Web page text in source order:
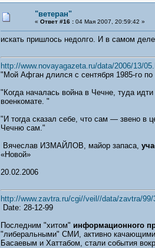
"ветеран"
« Ответ #16 :04 Мая 2007, 20:59:42 »
искать пришлось недолго. И в самом
http://www.novayagazeta.ru/data/2006/13/
"Мой Афган длился с сентября 1985-го
"Когда началась война в Чечне, туда
военкомате. "
"И тогда сказал себе, что сам — звено в
Чечню сам."
Вячеслав ИЗМАЙЛОВ, майор запаса,
«Новой»
20.02.2006
http://www.zavtra.ru/cgi//veil//data/zavtra/99/
Date: 28-12-99
Последним "хитом" информационного
"либеральными" СМИ, активно качающими
Басаевым и Хаттабом, стали события